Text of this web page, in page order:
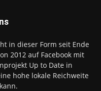
in dieser Form seit Ende
2012 auf Facebook mit
Up to Date in
hohe lokale Reichweite